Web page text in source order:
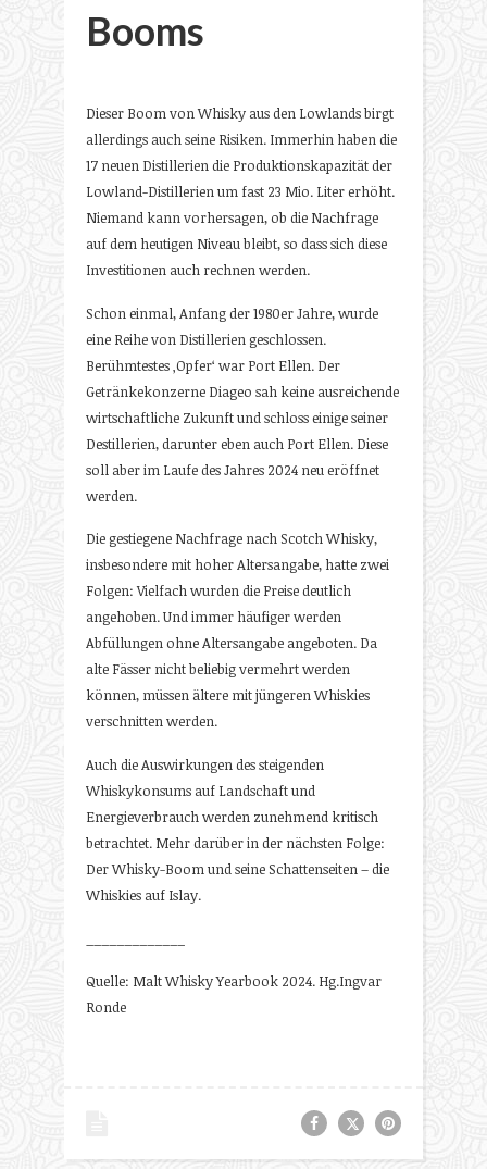
Booms
Dieser Boom von Whisky aus den Lowlands birgt
allerdings auch seine Risiken. Immerhin haben die
17 neuen Distillerien die Produktionskapazität der
Lowland-Distillerien um fast 23 Mio. Liter erhöht.
Niemand kann vorhersagen, ob die Nachfrage
auf dem heutigen Niveau bleibt, so dass sich diese
Investitionen auch rechnen werden.
Schon einmal, Anfang der 1980er Jahre, wurde
eine Reihe von Distillerien geschlossen.
Berühmtestes ‚Opfer‘ war Port Ellen. Der
Getränkekonzerne Diageo sah keine ausreichende
wirtschaftliche Zukunft und schloss einige seiner
Destillerien, darunter eben auch Port Ellen. Diese
soll aber im Laufe des Jahres 2024 neu eröffnet
werden.
Die gestiegene Nachfrage nach Scotch Whisky,
insbesondere mit hoher Altersangabe, hatte zwei
Folgen: Vielfach wurden die Preise deutlich
angehoben. Und immer häufiger werden
Abfüllungen ohne Altersangabe angeboten. Da
alte Fässer nicht beliebig vermehrt werden
können, müssen ältere mit jüngeren Whiskies
verschnitten werden.
Auch die Auswirkungen des steigenden
Whiskykonsums auf Landschaft und
Energieverbrauch werden zunehmend kritisch
betrachtet. Mehr darüber in der nächsten Folge:
Der Whisky-Boom und seine Schattenseiten – die
Whiskies auf Islay.
Quelle: Malt Whisky Yearbook 2024. Hg.Ingvar
Ronde